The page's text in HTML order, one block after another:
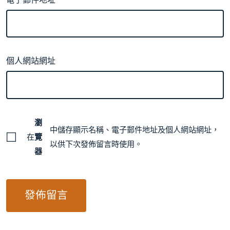
個人網站網址
在
瀏
覽
器
中儲存顯示名稱、電子郵件地址及個人網站網址，
以供下次發佈留言時使用。